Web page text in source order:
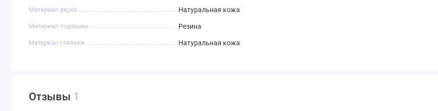
Материал верха Натуральная кожа
Материал подошвы Резина
Материал стельки Натуральная кожа
Отзывы 1